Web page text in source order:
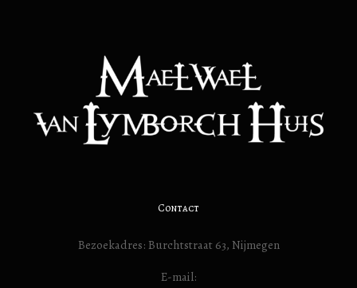
Contact
Bezoekadres: Burchtstraat 63, Nijmegen
E-mail: